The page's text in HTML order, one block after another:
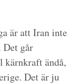
är att Iran inte
Det går
kärnkraft ändå,
Det är ju